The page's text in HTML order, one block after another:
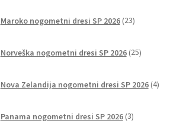
Maroko nogometni dresi SP 2026 23izdelkov
Norveška nogometni dresi SP 2026 25izdelkov
Nova Zelandija nogometni dresi SP 2026 4izdelki
Panama nogometni dresi SP 2026 3izdelki